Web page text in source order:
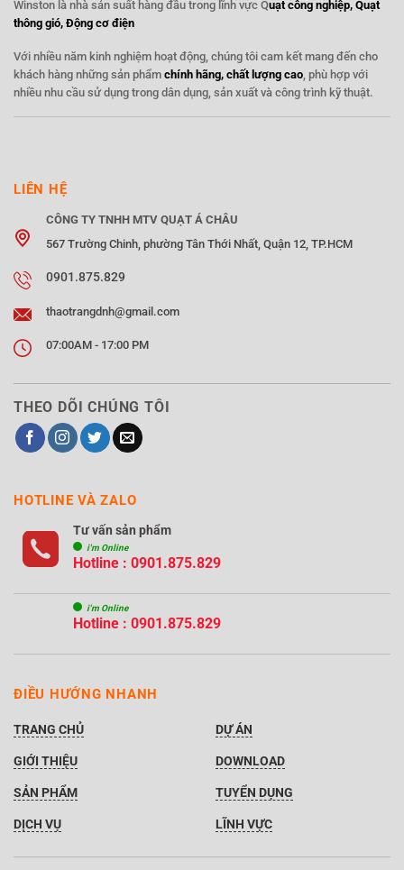
Winston là nhà sản suất hàng đầu trong lĩnh vực Quạt công nghiệp, Quạt
thông gió, Động cơ điện
Với nhiều năm kinh nghiệm hoạt động, chúng tôi cam kết mang đến cho
khách hàng những sản phẩm chính hãng, chất lượng cao , phù hợp với
nhiều nhu cầu sử dụng trong dân dụng, sản xuất và công trình kỹ thuật.
LIÊN HỆ
CÔNG TY TNHH MTV QUẠT Á CHÂU
567 Trường Chinh, phường Tân Thới Nhất, Quận 12, TP.HCM
0901.875.829
thaotrangdnh@gmail.com
07:00AM - 17:00 PM
THEO DÕI CHÚNG TÔI
HOTLINE VÀ ZALO
Tư vấn sản phẩm
i'm Online
Hotline : 0901.875.829
i'm Online
Hotline : 0901.875.829
ĐIỀU HƯỚNG NHANH
TRANG CHỦ
GIỚI THIỆU
SẢN PHẨM
DỊCH VỤ
DỰ ÁN
DOWNLOAD
TUYỂN DỤNG
LĨNH VỰC